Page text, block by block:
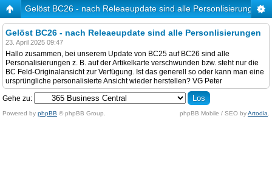
Gelöst BC26 - nach Releaeupdate sind alle Personlisierungen
Gelöst BC26 - nach Releaeupdate sind alle Personlisierungen
23. April 2025 09:47
Hallo zusammen, bei unserem Update von BC25 auf BC26 sind alle
Personalisierungen z. B. auf der Artikelkarte verschwunden bzw. steht nur die
BC Feld-Originalansicht zur Verfügung. Ist das generell so oder kann man eine
ursprüngliche personalisierte Ansicht wieder herstellen? VG Peter
Gehe zu:
Powered by phpBB © phpBB Group. phpBB Mobile / SEO byArtodia